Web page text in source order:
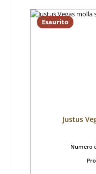
Esaurito
Justus
Numero